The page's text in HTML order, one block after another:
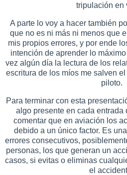
tripulación en
A parte lo voy a hacer también
que no es ni más ni menos que
mis propios errores, y por ende
intención de aprender lo
vez algún día la lectura de los
escritura de los míos me salven
piloto.
Para terminar con esta
algo presente en cada entrada
comentar que en aviación los
debido a un único factor. Es
errores consecutivos,
personas, los que generan un
casos, si evitas o eliminas
el